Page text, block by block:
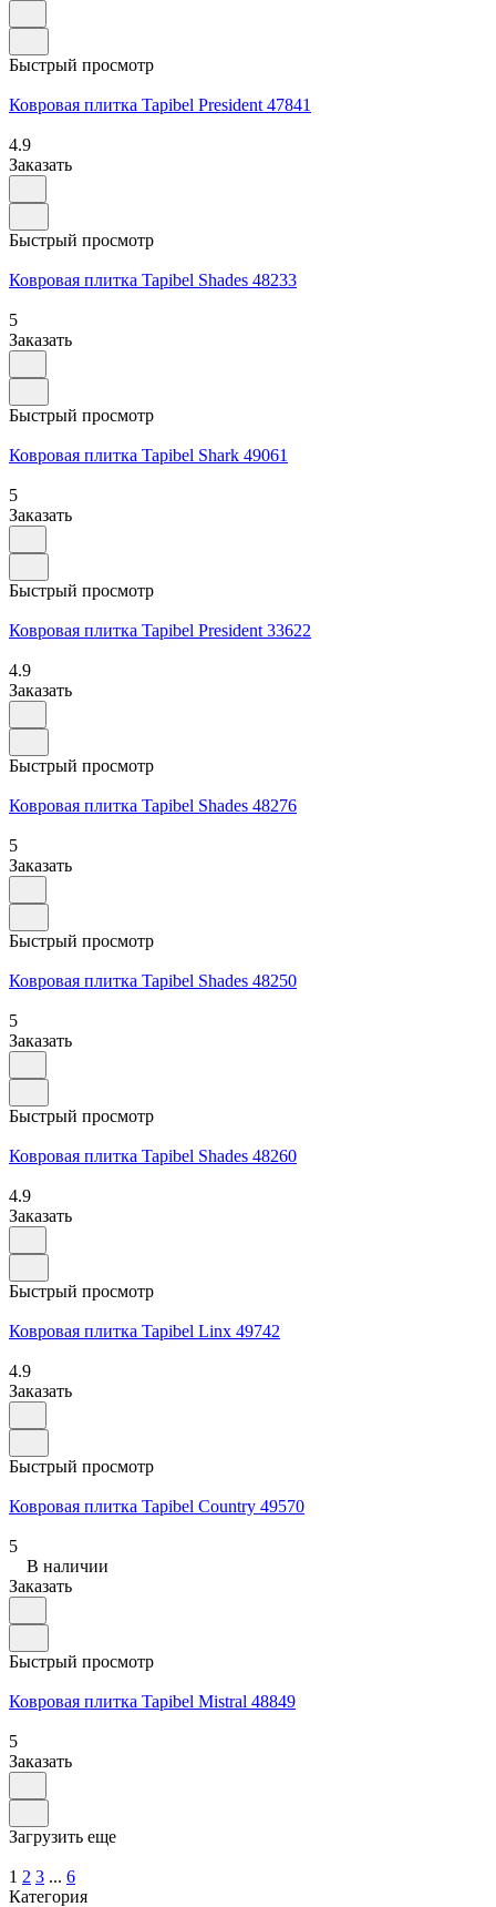
Быстрый просмотр
Ковровая плитка Tapibel President 47841
4.9
Заказать
Быстрый просмотр
Ковровая плитка Tapibel Shades 48233
5
Заказать
Быстрый просмотр
Ковровая плитка Tapibel Shark 49061
5
Заказать
Быстрый просмотр
Ковровая плитка Tapibel President 33622
4.9
Заказать
Быстрый просмотр
Ковровая плитка Tapibel Shades 48276
5
Заказать
Быстрый просмотр
Ковровая плитка Tapibel Shades 48250
5
Заказать
Быстрый просмотр
Ковровая плитка Tapibel Shades 48260
4.9
Заказать
Быстрый просмотр
Ковровая плитка Tapibel Linx 49742
4.9
Заказать
Быстрый просмотр
Ковровая плитка Tapibel Country 49570
5
В наличии
Заказать
Быстрый просмотр
Ковровая плитка Tapibel Mistral 48849
5
Заказать
Загрузить еще
1 2 3 ... 6
Категория